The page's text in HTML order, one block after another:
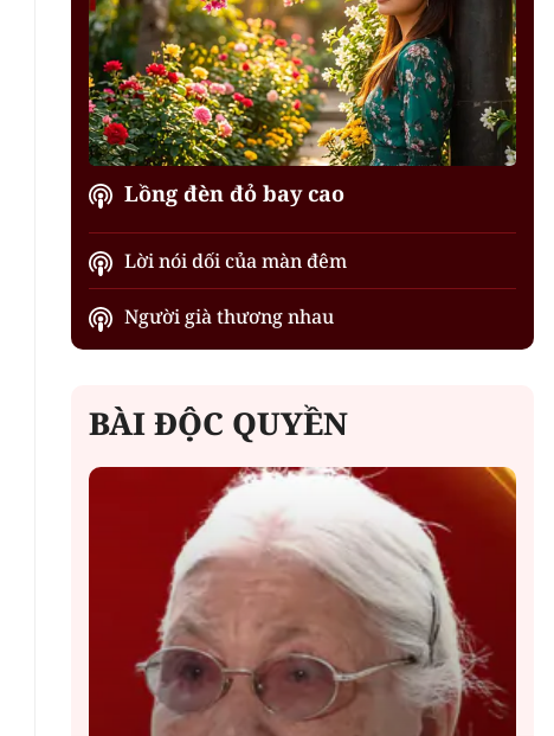
Lồng đèn đỏ bay cao
Lời nói dối của màn đêm
Người già thương nhau
BÀI ĐỘC QUYỀN